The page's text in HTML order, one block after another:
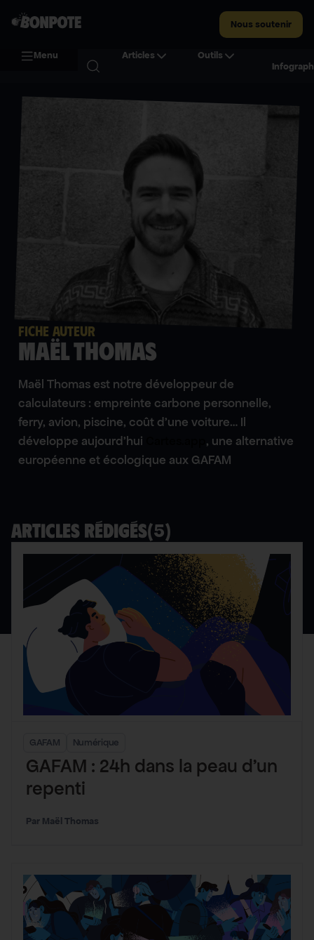
Nous soutenir
Menu Articles
Outils
FICHE AUTEUR
Maël Thomas
Maël Thomas est notre développeur de
calculateurs : empreinte carbone personnelle,
ferry, avion, piscine, coût d’une voiture… Il
développe aujourd’hui
, une alternative
européenne et écologique aux GAFAM
Articles rédigés(5)
GAFAM Numérique
GAFAM : 24h dans la peau d’un
repenti
Maël Thomas